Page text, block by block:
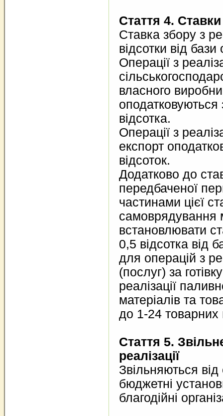
Стаття 4.
Ставка збору з
відсотки від
Операції з
власного
відсотка.
Операції з
експорт
відсоток.
Додатково до
передбаченої
частинами цієї
самоврядування
встановлювати
0,5 відсотка від
для операцій з
(послуг) за
реалізації
матеріалів та
до 1-24
Стаття 5.
реалізації
Звільняються
бюджетні
благодійні